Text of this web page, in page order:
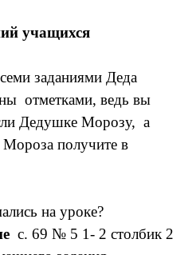
учащихся
заданиями Деда
отметками, ведь вы
Дедушке Морозу, а
получите в
на уроке?
с. 69 № 5 1- 2 столбик 2